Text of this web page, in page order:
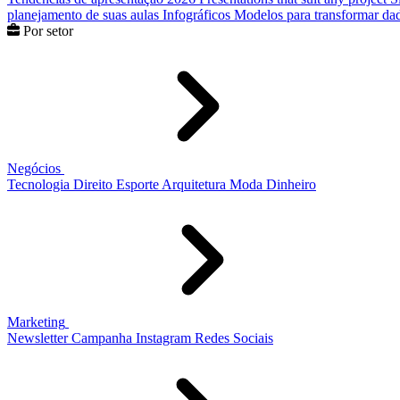
planejamento de suas aulas Infográficos Modelos para transformar
Por setor
Negócios
Tecnologia Direito Esporte Arquitetura Moda Dinheiro
Marketing
Newsletter Campanha Instagram Redes Sociais